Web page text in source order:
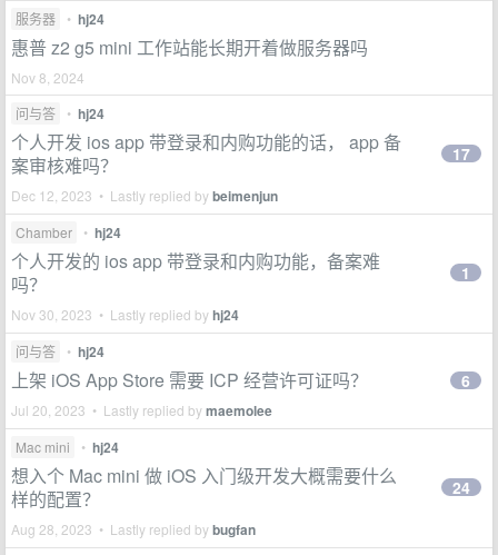
服务器 • hj24
惠普 z2 g5 mini 工作站能长期开着做服务器吗
Nov 8, 2024
问与答
• hj24
个人开发 ios app 带登录和内购功能的话， app 备
案审核难吗？
Dec 12, 2023 • Lastly replied bybeimenjun
17
Chamber • hj24
个人开发的 ios app 带登录和内购功能，备案难
吗？
Nov 30, 2023 • Lastly replied byhj24
1
问与答 • hj24
上架 iOS App Store 需要 ICP 经营许可证吗？
Jul 20, 2023 • Lastly replied bymaemolee
6
Mac mini • hj24
想入个 Mac mini 做 iOS 入门级开发大概需要什么
样的配置？
Aug 28, 2023 • Lastly replied bybugfan
24